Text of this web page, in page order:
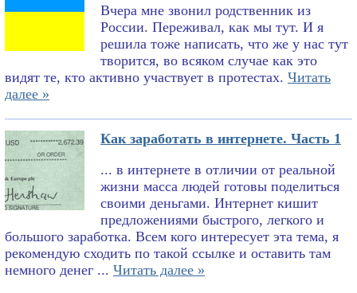
Вчера мне звонил родственник из
России. Переживал, как мы тут. И я
решила тоже написать, что же у нас тут
творится, во всяком случае как это
видят те, кто активно участвует в протестах. Читать
далее »
Как заработать в интернете. Часть 1
... в интернете в отличии от реальной
жизни масса людей готовы поделиться
своими деньгами. Интернет кишит
предложениями быстрого, легкого и
большого заработка. Всем кого интересует эта тема, я
рекомендую сходить по такой ссылке и оставить там
немного денег ... Читать далее »